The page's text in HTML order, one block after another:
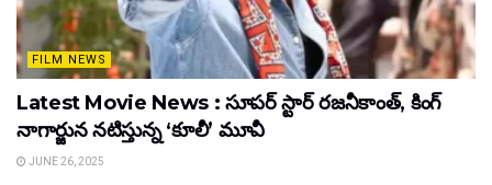
FILM NEWS
Latest Movie News : సూపర్ స్టార్ రజనీకాంత్, కింగ్
నాగార్జున నటిస్తున్న ‘కూలీ’ మూవీ
JUNE 26, 2025